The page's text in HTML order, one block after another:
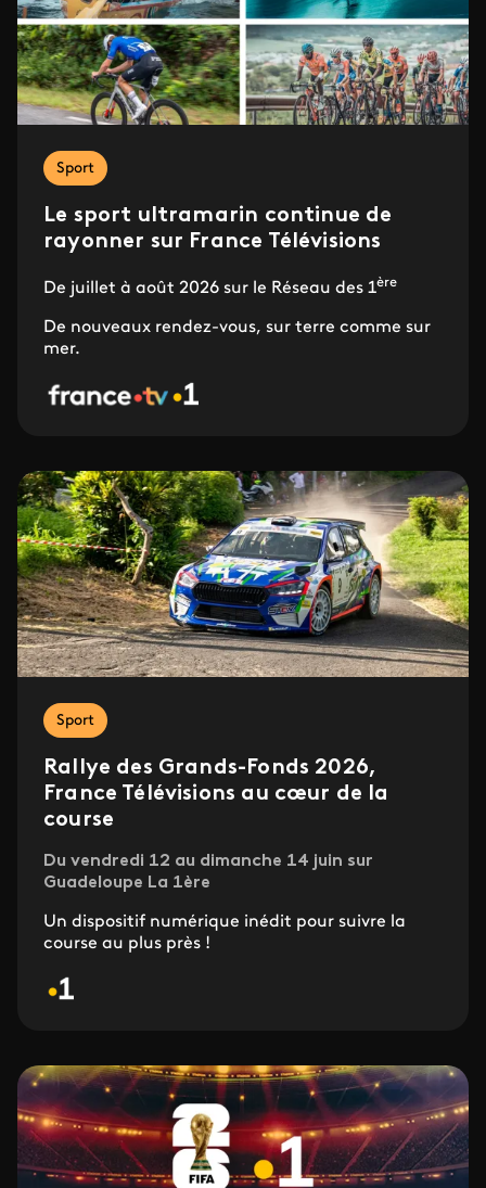
Sport
Le sport ultramarin continue de
rayonner sur France Télévisions
De juillet à août 2026 sur le Réseau des 1ère
De nouveaux rendez-vous, sur terre comme sur
mer.
Sport
Rallye des Grands-Fonds 2026,
France Télévisions au cœur de la
course
Du vendredi 12 au dimanche 14 juin sur
Guadeloupe La 1ère
Un dispositif numérique inédit pour suivre la
course au plus près !